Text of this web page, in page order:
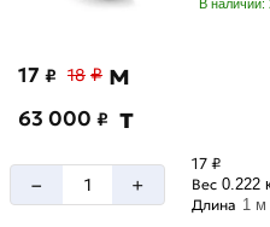
В наличии:
17 ₽ 18 ₽ м
63 000 ₽ т
– +
17 ₽
Вес 0.222
Длина 1 м